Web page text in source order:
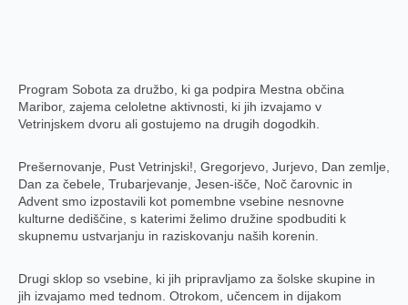
Program Sobota za družbo, ki ga podpira Mestna občina
Maribor, zajema celoletne aktivnosti, ki jih izvajamo v
Vetrinjskem dvoru ali gostujemo na drugih dogodkih.
Prešernovanje, Pust Vetrinjski!, Gregorjevo, Jurjevo, Dan zemlje,
Dan za čebele, Trubarjevanje, Jesen-išče, Noč čarovnic in
Advent smo izpostavili kot pomembne vsebine nesnovne
kulturne dediščine, s katerimi želimo družine spodbuditi k
skupnemu ustvarjanju in raziskovanju naših korenin.
Drugi sklop so vsebine, ki jih pripravljamo za šolske skupine in
jih izvajamo med tednom. Otrokom, učencem in dijakom